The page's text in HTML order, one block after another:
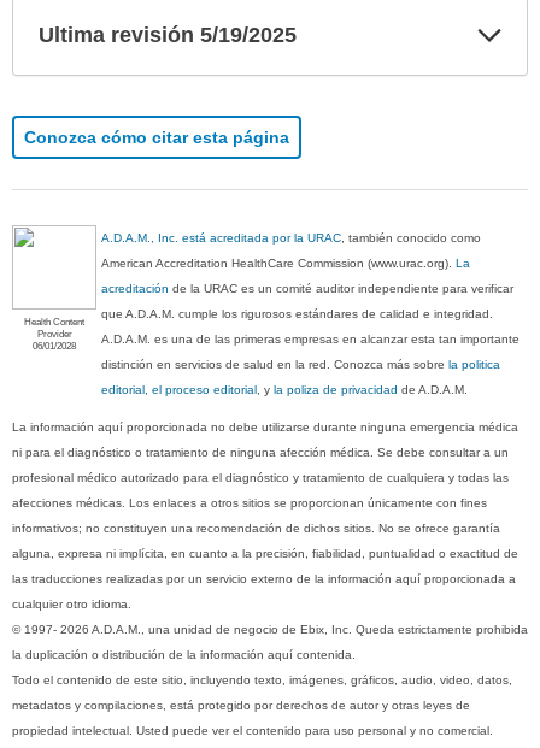
Ultima revisión 5/19/2025
Conozca cómo citar esta página
Health Content
Provider
06/01/2028
A.D.A.M., Inc. está acreditada por la URAC, también conocido como
American Accreditation HealthCare Commission (www.urac.org). La
acreditación de la URAC es un comité auditor independiente para verificar
que A.D.A.M. cumple los rigurosos estándares de calidad e integridad.
A.D.A.M. es una de las primeras empresas en alcanzar esta tan importante
distinción en servicios de salud en la red. Conozca más sobre la politica
editorial, el proceso editorial , y la poliza de privacidad de A.D.A.M.
La información aquí proporcionada no debe utilizarse durante ninguna emergencia médica
ni para el diagnóstico o tratamiento de ninguna afección médica. Se debe consultar a un
profesional médico autorizado para el diagnóstico y tratamiento de cualquiera y todas las
afecciones médicas. Los enlaces a otros sitios se proporcionan únicamente con fines
informativos; no constituyen una recomendación de dichos sitios. No se ofrece garantía
alguna, expresa ni implícita, en cuanto a la precisión, fiabilidad, puntualidad o exactitud de
las traducciones realizadas por un servicio externo de la información aquí proporcionada a
cualquier otro idioma.
© 1997- 2026 A.D.A.M., una unidad de negocio de Ebix, Inc. Queda estrictamente prohibida
la duplicación o distribución de la información aquí contenida.
Todo el contenido de este sitio, incluyendo texto, imágenes, gráficos, audio, video, datos,
metadatos y compilaciones, está protegido por derechos de autor y otras leyes de
propiedad intelectual. Usted puede ver el contenido para uso personal y no comercial.